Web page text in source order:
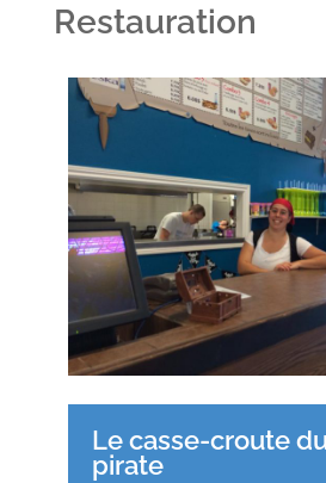
Restauration
Le casse-croute
pirate